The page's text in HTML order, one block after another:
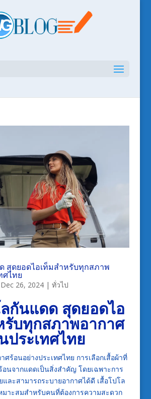
สุดยอดไอเท็มสำหรับทุกสภาพ
ศไทย
Dec 26, 2024| ทั่วไป
ลกันแดด สุดยอดไอ
รับทุกสภาพอากาศ
ประเทศไทย
ศร้อนอย่างประเทศไทย การเลือกเสื้อผ้าที่
นจากแดดเป็นสิ่งสำคัญ โดยเฉพาะการ
และสามารถระบายอากาศได้ดี เสื้อโปโล
มาะสมสำหรับคนที่ต้องการความสะดวก